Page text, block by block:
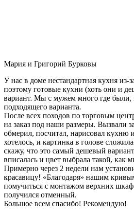
Мария и Григорий Бурковы
У нас в доме нестандартная кухня из-
поэтому готовые кухни (хоть они и
вариант. Мы с мужем много где были,
подходящего варианта.
После всех походов по торговым
на заказ под наши размеры. Вызвали
обмерил, посчитал, нарисовал кухню
хотелось, и картинка в голове
скажу, что это самый дешевый
вписалась и цвет выбрала такой, как
Примерно через 2 недели нам
красавицу! «Благодаря» нашим
помучиться с монтажом верхних
получился отменный.
Большое всем спасибо! Рекомендую!